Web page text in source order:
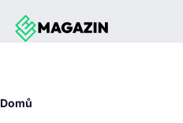
Přejít k hlavnímu obsahu
Domů